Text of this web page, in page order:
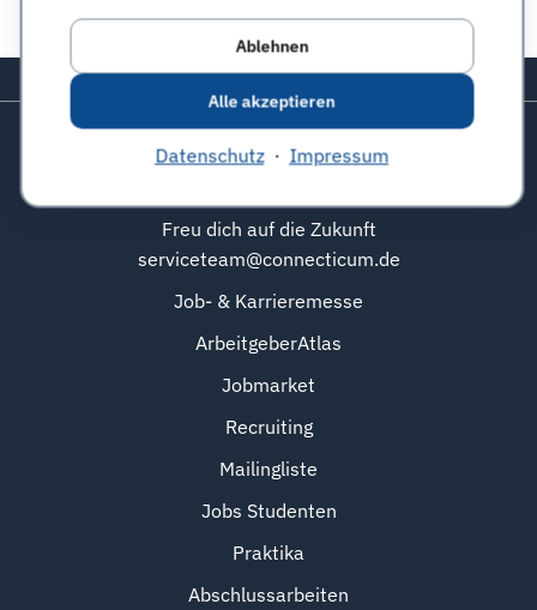
Ablehnen
Alle akzeptieren
Datenschutz· Impressum
Diese Seite teilen:
Zurück zum Seitenanfang
Freu dich auf die Zukunft
serviceteam@connecticum.de
Job- & Karrieremesse
ArbeitgeberAtlas
Jobmarket
Recruiting
Mailingliste
Jobs Studenten
Praktika
Abschlussarbeiten